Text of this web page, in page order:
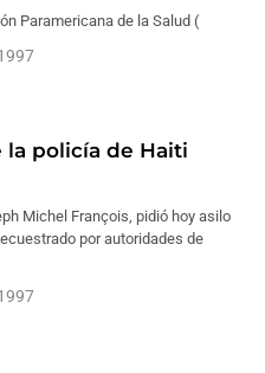
Paramericana de la Salud (
la policía de Haiti
Michel François, pidió hoy asilo
por autoridades de